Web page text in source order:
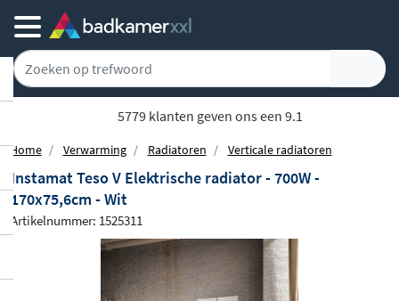
5779 klanten geven ons een 9.1
Home Verwarming Radiatoren Verticale radiatoren
Instamat Teso V Elektrische radiator - 700W -
170x75,6cm - Wit
Artikelnummer: 1525311